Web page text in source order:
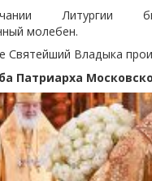
Литургии
молебен.
Святейший Владыка
Патриарха